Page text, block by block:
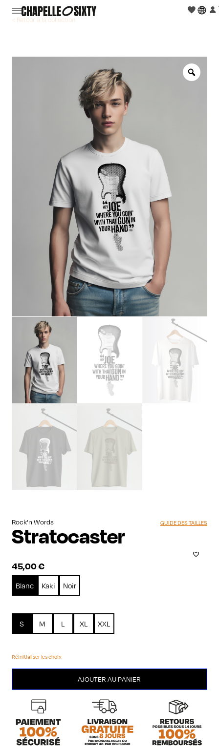
< Retour à la collection
Zoom
Rock'n Words
Stratocaster
45,00€
GUIDE DES TAILLES
Blanc Kaki Noir
S M L XL XXL
Réinitialiser les choix
AJOUTER AU PANIER